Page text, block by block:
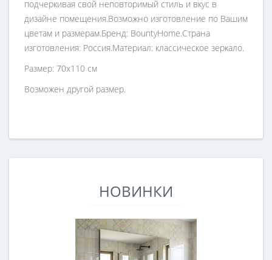
подчеркивая свой неповторимый стиль и вкус в
дизайне помещения.Возможно изготовление по Вашим
цветам и размерам.Бренд: BountyHome.Страна
изготовления: Россия.Материал: классическое зеркало.
Размер: 70х110 см
Возможен другой размер.
НОВИНКИ